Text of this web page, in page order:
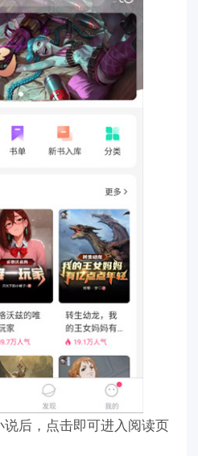
后，点击即可进入阅读页